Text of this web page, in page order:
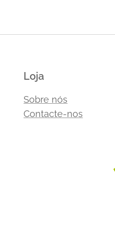
Loja
Sobre nós
Contacte-nos